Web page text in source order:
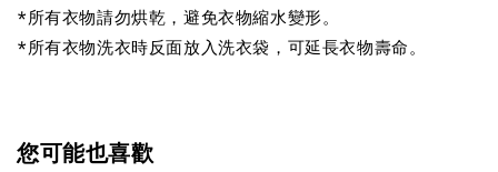
*所有衣物請勿烘乾，避免衣物縮水變形。
*所有衣物洗衣時反面放入洗衣袋，可延長衣物壽命。
您可能也喜歡